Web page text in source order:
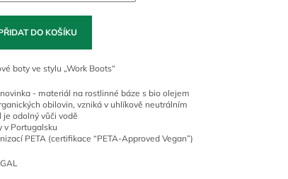
DO KOŠÍKU
boty ve stylu „Work Boots“
- materiál na rostlinné báze s bio olejem
obilovin, vzniká v uhlíkově neutrálním
je odolný vůči vodě
v Portugalsku
PETA (certifikace “PETA-Approved Vegan”)